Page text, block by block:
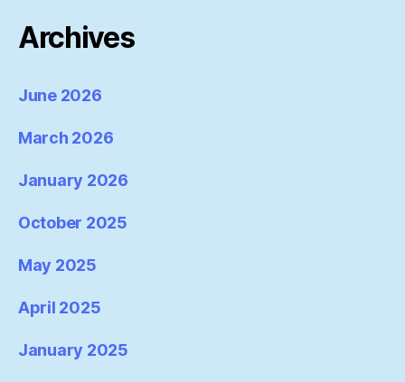
Archives
June 2026
March 2026
January 2026
October 2025
May 2025
April 2025
January 2025